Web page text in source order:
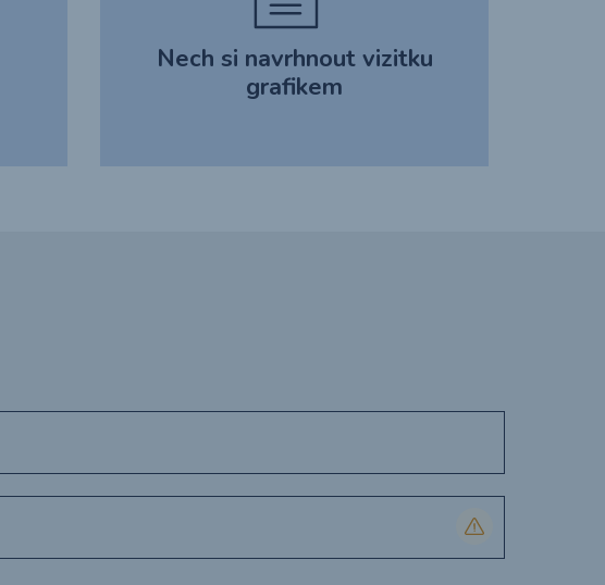
Nech si navrhnout vizitku
grafikem